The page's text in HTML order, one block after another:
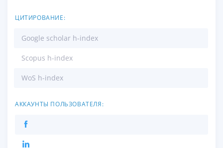
ЦИТИРОВАНИЕ:
Google scholar h-index
Scopus h-index
WoS h-index
АККАУНТЫ ПОЛЬЗОВАТЕЛЯ: